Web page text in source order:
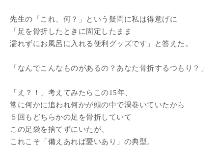
先生の「これ、何？」という疑問に私は得意げに
「足を骨折したときに固定したまま
濡れずにお風呂に入れる便利グッズです」と答えた。
「なんでこんなものがあるの？あなた骨折するつもり？」
「え？！」考えてみたらこの15年、
常に何かに追われ何かが頭の中で渦巻いていたから
５回もどちらかの足を骨折していて
この足袋を捨てずにいたが、
これこそ「備えあれば憂いあり」の典型。